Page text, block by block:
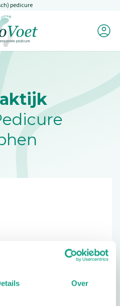
Over
pedicure
de homepagina
Mijn